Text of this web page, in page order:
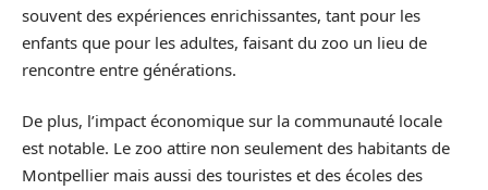
souvent des expériences enrichissantes, tant pour les
enfants que pour les adultes, faisant du zoo un lieu de
rencontre entre générations.
De plus, l’impact économique sur la communauté locale
est notable. Le zoo attire non seulement des habitants de
Montpellier mais aussi des touristes et des écoles des